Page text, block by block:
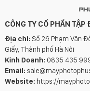
CÔNG TY CỔ PHẦN TẬP
Địa chỉ: Số 26 Phạm Văn
Giấy, Thành phố Hà Nội
Kinh Doanh: 0835 435
Email:
Website: https://